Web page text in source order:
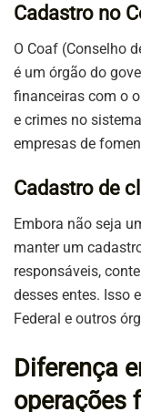
Cadastro no
O Coaf (Conselho
é um órgão do
financeiras com o
e crimes no
empresas de
Cadastro de
Embora não seja
manter um
responsáveis,
desses entes. Isso
Federal e outros
Diferença
operações